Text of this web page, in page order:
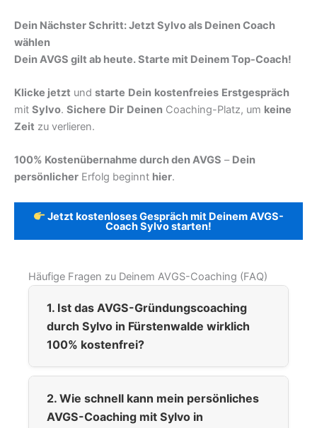
Dein Nächster Schritt: Jetzt Sylvo als Deinen Coach
wählen
Dein AVGS gilt ab heute. Starte mit Deinem Top-Coach!
Klicke jetzt und starte Dein kostenfreies Erstgespräch
mit Sylvo. Sichere Dir Deinen Coaching-Platz, um keine
Zeit zu verlieren.
100% Kostenübernahme durch den AVGS – Dein
persönlicher Erfolg beginnt hier.
Jetzt kostenloses Gespräch mit Deinem AVGS-
Coach Sylvo starten!
Häufige Fragen zu Deinem AVGS-Coaching (FAQ)
1. Ist das AVGS-Gründungscoaching
durch Sylvo in Fürstenwalde wirklich
100% kostenfrei?
2. Wie schnell kann mein persönliches
AVGS-Coaching mit Sylvo in